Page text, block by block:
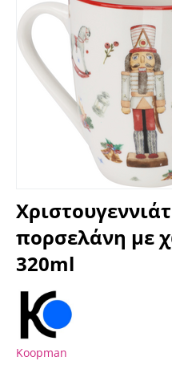
πορσελάνη με
320ml
Koopman